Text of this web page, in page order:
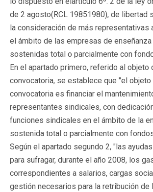
de 2 agosto(RCL 19851980), de libertad
la consideración de más representativas
el ámbito de las empresas de
sostenidas total o parcialmente con
En el apartado primero, referido al objeto
convocatoria, se establece que "el objeto
convocatoria es financiar el
representantes sindicales, con
funciones sindicales en el ámbito de la
sostenida total o parcialmente con
Según el apartado segundo 2, "las
para sufragar, durante el año 2008, los
correspondientes a salarios, cargas
gestión necesarios para la retribución de